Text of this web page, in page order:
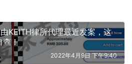
KEITH律所代理最近发案，这
查！
2022年4月9日 下午9:40